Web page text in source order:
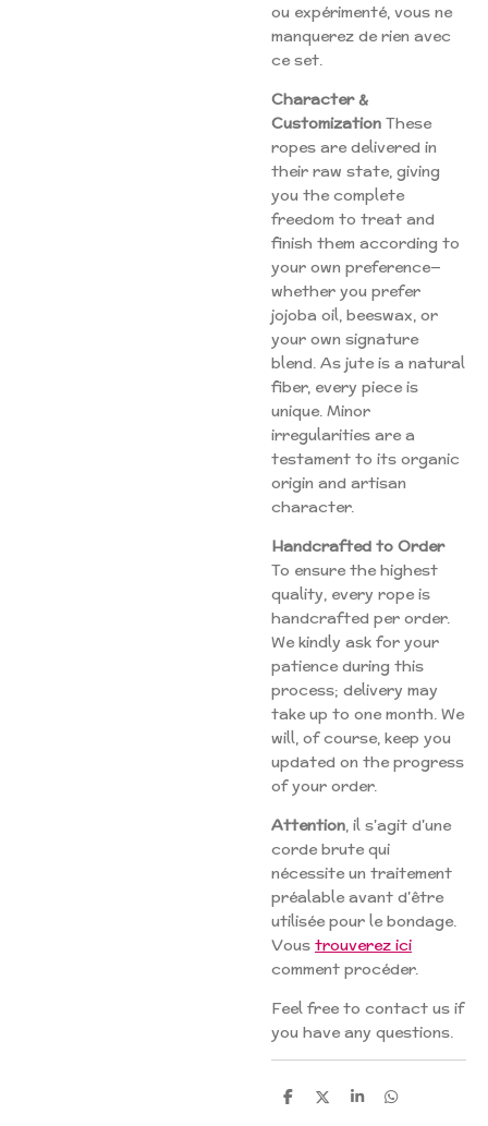
ou expérimenté, vous ne
manquerez de rien avec
ce set.
Character &
Customization These
ropes are delivered in
their raw state, giving
you the complete
freedom to treat and
finish them according to
your own preference—
whether you prefer
jojoba oil, beeswax, or
your own signature
blend. As jute is a natural
fiber, every piece is
unique. Minor
irregularities are a
testament to its organic
origin and artisan
character.
Handcrafted to Order
To ensure the highest
quality, every rope is
handcrafted per order.
We kindly ask for your
patience during this
process; delivery may
take up to one month. We
will, of course, keep you
updated on the progress
of your order.
Attention, il s'agit d'une
corde brute qui
nécessite un traitement
préalable avant d'être
utilisée pour le bondage.
Vous trouverez ici
comment procéder.
Feel free to contact us if
you have any questions.
S
S
S
S